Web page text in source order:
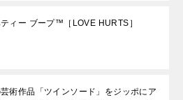
ィー ブープ™［LOVE HURTS］
術作品「ツインソード」をジッポにア